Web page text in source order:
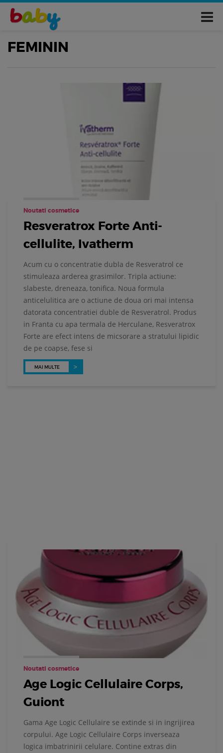
FEMININ
Noutati cosmetice
Resveratrox Forte Anti-
cellulite, Ivatherm
Acum cu o concentratie dubla de Resveratrol ce
stimuleaza arderea grasimilor. Tripla actiune:
slabeste, dreneaza, tonifica. Noua formula
anticelulitica are o actiune de doua ori mai intensa
datorata concentratiei duble de Resveratrol. Produs
in Franta cu apa termala de Herculane, Resveratrox
Forte are efect intens de micsorare a stratului lipidic
de pe coapse, fese si
MAI MULTE
Noutati cosmetice
Age Logic Cellulaire Corps,
Guiont
Gama Age Logic Cellulaire se extinde si in ingrijirea
corpului. Age Logic Cellulaire Corps inverseaza
logica imbatrinirii celulare. Contine extras din